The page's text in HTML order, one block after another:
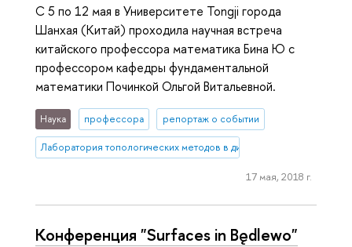
С 5 по 12 мая в Университете Tongji города
Шанхая (Китай) проходила научная встреча
китайского профессора математика Бина Ю с
профессором кафедры фундаментальной
математики Починкой Ольгой Витальевной.
Наука профессора репортаж о событии
Лаборатория топологических методов в динамике
17 мая, 2018 г.
Конференция "Surfaces in Będlewo"